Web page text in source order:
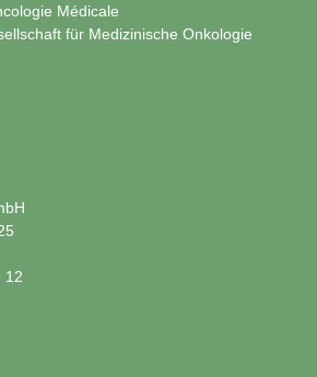
Médicale
für Medizinische Onkologie
12